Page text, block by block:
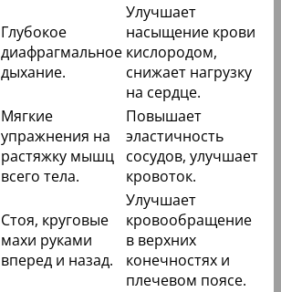
Глубокое
диафрагмальное
дыхание.
Улучшает
насыщение крови
кислородом,
снижает нагрузку
на сердце.
Мягкие
упражнения на
растяжку мышц
всего тела.
Повышает
эластичность
сосудов, улучшает
кровоток.
Стоя, круговые
махи руками
вперед и назад.
Улучшает
кровообращение
в верхних
конечностях и
плечевом поясе.